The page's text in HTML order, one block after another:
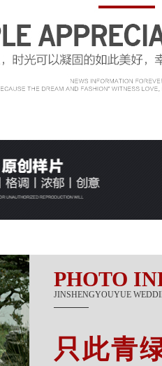
PHOTO
JINSHENGYOUYUE
只此青